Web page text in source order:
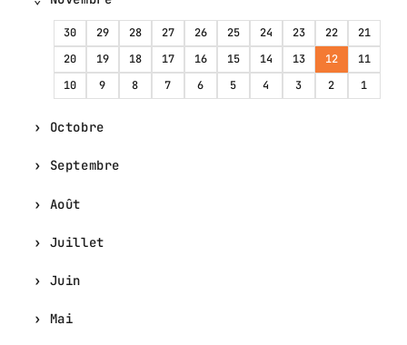
30 29 28 27 26 25 24 23 22
21
20
19 18 17 16 15 14 13 12
11
10
9 8 7 6 5 4 3 2 1
Octobre
Septembre
Août
Juillet
Juin
Mai